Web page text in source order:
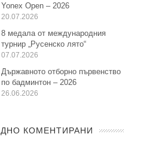
Yonex Open – 2026
20.07.2026
8 медала от международния
турнир „Русенско лято“
07.07.2026
Държавното отборно първенство
по бадминтон – 2026
26.06.2026
КОМЕНТИРАНИ